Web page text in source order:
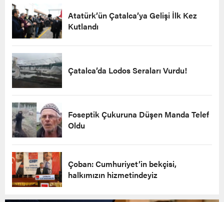
Atatürk’ün Çatalca’ya Gelişi İlk Kez
Kutlandı
Çatalca’da Lodos Seraları Vurdu!
Foseptik Çukuruna Düşen Manda Telef
Oldu
Çoban: Cumhuriyet’in bekçisi,
halkımızın hizmetindeyiz